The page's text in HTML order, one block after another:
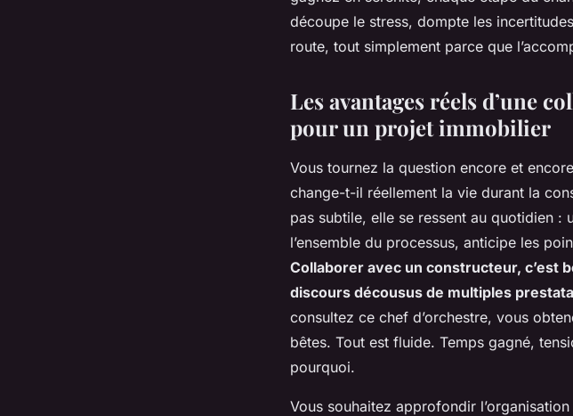
découpe le stress, dompte les
route, tout simplement parce que
Les avantages réels d’une
pour un projet immobilier
Vous tournez la question encore et
change-t-il réellement la vie durant la
pas subtile, elle se ressent au quotidien :
l’ensemble du processus, anticipe les
Collaborer avec un constructeur, c’est
discours décousus de multiples
consultez ce chef d’orchestre, vous
bêtes. Tout est fluide. Temps gagné,
pourquoi.
Vous souhaitez approfondir